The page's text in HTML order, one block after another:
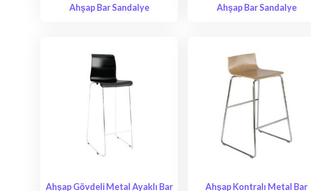
Ahşap Bar Sandalye Ahşap Bar Sandalye
Ahşap Gövdeli Metal Ayaklı Bar
Ahşap Kontralı Metal Bar